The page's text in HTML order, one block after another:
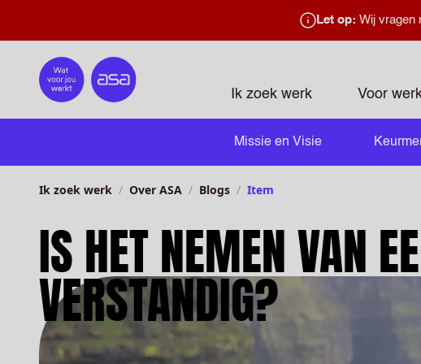
Let op: Wij vragen
Home Ik zoek werk Voor
Missie en Visie
Ik zoek werk Over ASA Blogs Item
IS HET NEMEN VAN
VERSTANDIG?